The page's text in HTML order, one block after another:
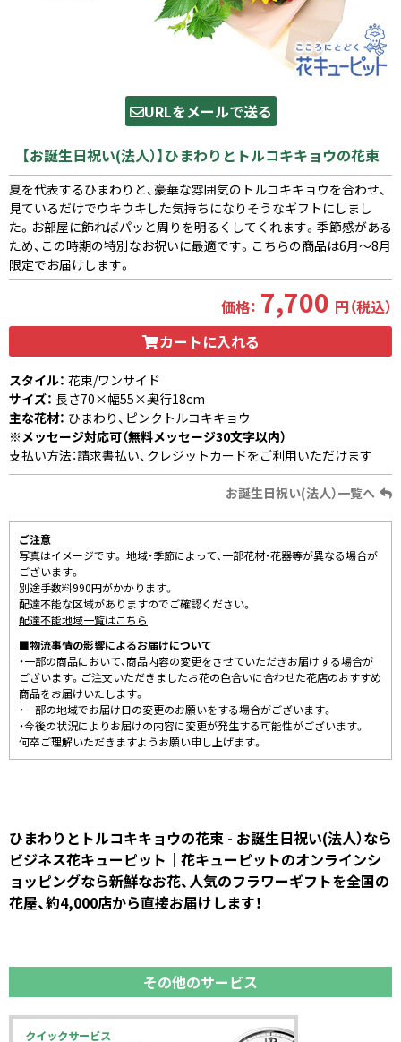
URLをメールで送る
【お誕生日祝い(法人）】ひまわりとトルコキキョウの花束
夏を代表するひまわりと、豪華な雰囲気のトルコキキョウを合わせ、
見ているだけでウキウキした気持ちになりそうなギフトにしまし
た。お部屋に飾ればパッと周りを明るくしてくれます。季節感がある
ため、この時期の特別なお祝いに最適です。こちらの商品は6月〜8月
限定でお届けします。
価格： 7,700 円（税込）
カートに入れる
スタイル： 花束/ワンサイド
サイズ： 長さ70×幅55×奥行18cm
主な花材： ひまわり、ピンクトルコキキョウ
※メッセージ対応可（無料メッセージ30文字以内）
支払い方法：請求書払い、クレジットカードをご利用いただけます
お誕生日祝い(法人）一覧へ
ご注意
写真はイメージです。 地域・季節によって、一部花材・花器等が異なる場合が
ございます。
別途手数料990円がかかります。
配達不能な区域がありますのでご確認ください。
配達不能地域一覧はこちら
■物流事情の影響によるお届けについて
・一部の商品において、商品内容の変更をさせていただきお届けする場合が
ございます。ご注文いただきましたお花の色合いに合わせた花店のおすすめ
商品をお届けいたします。
・一部の地域でお届け日の変更のお願いをする場合がございます。
・今後の状況によりお届けの内容に変更が発生する可能性がございます。
何卒ご理解いただきますようお願い申し上げます。
ひまわりとトルコキキョウの花束 - お誕生日祝い(法人）なら
ビジネス花キューピット｜花キューピットのオンラインシ
ョッピングなら新鮮なお花、人気のフラワーギフトを全国の
花屋、約4,000店から直接お届けします！
その他のサービス